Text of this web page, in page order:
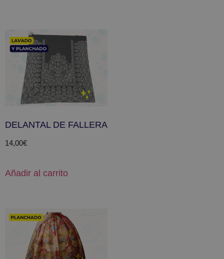
DELANTAL DE FALLERA
14,00€
Añadir al carrito